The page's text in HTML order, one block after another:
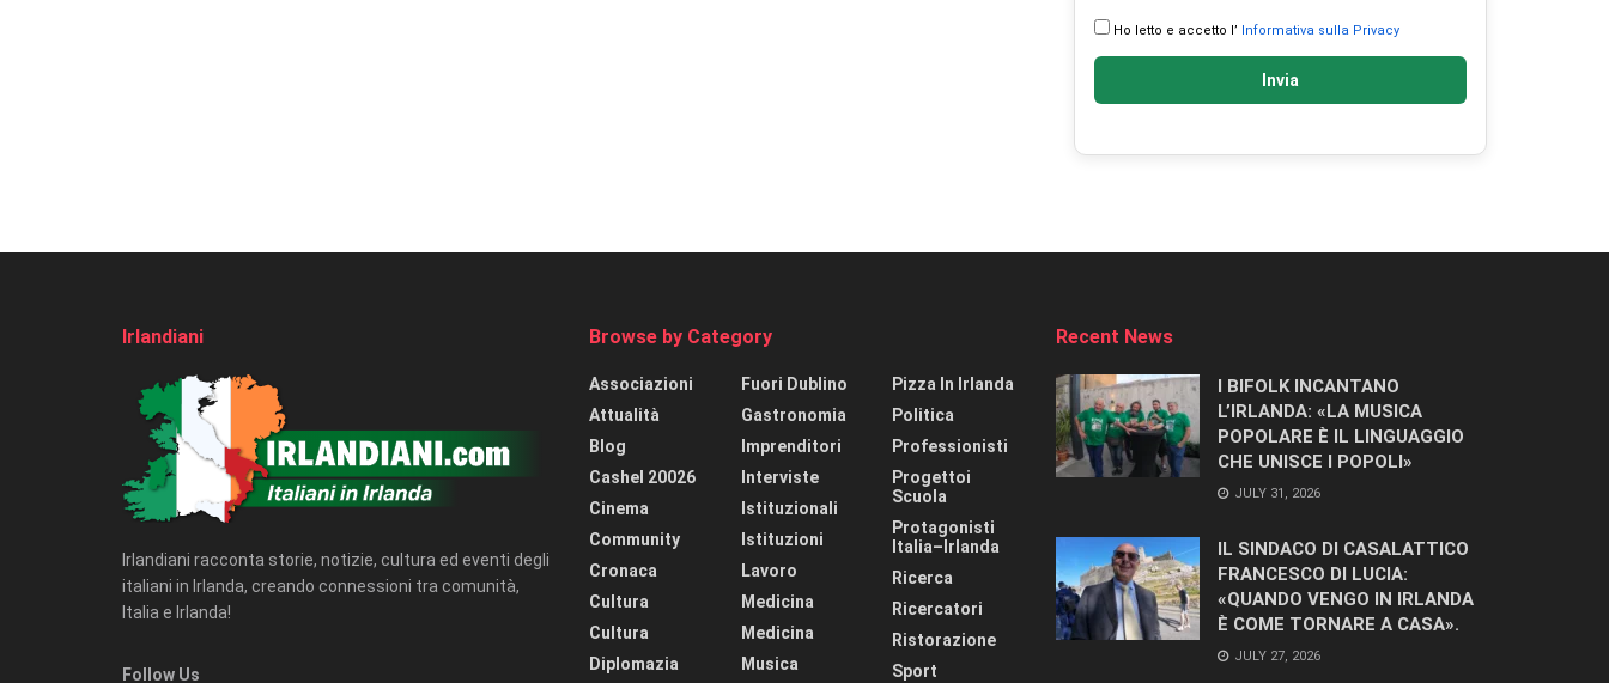
Ho letto e accetto l’ Informativa sulla Privacy
Invia
Irlandiani
Irlandiani racconta storie, notizie, cultura ed eventi degli
italiani in Irlanda, creando connessioni tra comunità,
Italia e Irlanda!
Follow Us
Browse by Category
Associazioni
Attualità
Blog
Cashel 20026
Cinema
Community
Cronaca
Cultura
Cultura
Diplomazia
Fuori Dublino
Gastronomia
Imprenditori
Interviste
Istituzionali
Istituzioni
Lavoro
Medicina
Medicina
Musica
Pizza In Irlanda
Politica
Professionisti
Progettoi
Scuola
Protagonisti
Italia–Irlanda
Ricerca
Ricercatori
Ristorazione
Sport
Recent News
I BIFOLK INCANTANO
L’IRLANDA: «LA MUSICA
POPOLARE È IL LINGUAGGIO
CHE UNISCE I POPOLI»
JULY 31, 2026
IL SINDACO DI CASALATTICO
FRANCESCO DI LUCIA:
«QUANDO VENGO IN IRLANDA
È COME TORNARE A CASA».
JULY 27, 2026